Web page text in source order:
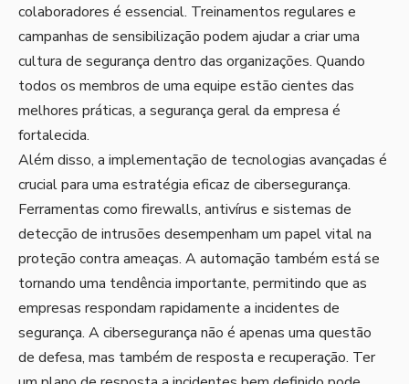
colaboradores é essencial. Treinamentos regulares e
campanhas de sensibilização podem ajudar a criar uma
cultura de segurança dentro das organizações. Quando
todos os membros de uma equipe estão cientes das
melhores práticas, a segurança geral da empresa é
fortalecida.
Além disso, a implementação de tecnologias avançadas é
crucial para uma estratégia eficaz de cibersegurança.
Ferramentas como firewalls, antivírus e sistemas de
detecção de intrusões desempenham um papel vital na
proteção contra ameaças. A automação também está se
tornando uma tendência importante, permitindo que as
empresas respondam rapidamente a incidentes de
segurança. A cibersegurança não é apenas uma questão
de defesa, mas também de resposta e recuperação. Ter